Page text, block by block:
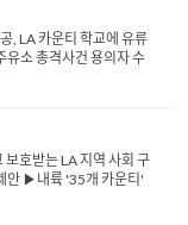
, LA 카운티 학교에 유류
소 총격사건 용의자 수
안 승인 ▶관광버스, 특정
호받는 LA 지역 사회 구
안 ▶내륙 '35개 카운티'
▶경찰 총격 사건은 증가